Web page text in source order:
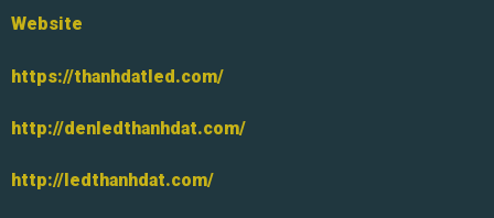
Website
https://thanhdatled.com/
http://denledthanhdat.com/
http://ledthanhdat.com/